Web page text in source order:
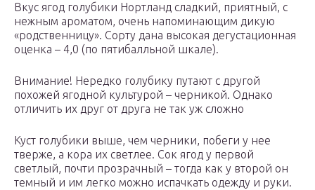
Вкус ягод голубики Нортланд сладкий, приятный, с
нежным ароматом, очень напоминающим дикую
«родственницу». Сорту дана высокая дегустационная
оценка – 4,0 (по пятибалльной шкале).
Внимание! Нередко голубику путают с другой
похожей ягодной культурой – черникой. Однако
отличить их друг от друга не так уж сложно
Куст голубики выше, чем черники, побеги у нее
тверже, а кора их светлее. Сок ягод у первой
светлый, почти прозрачный – тогда как у второй он
темный и им легко можно испачкать одежду и руки.